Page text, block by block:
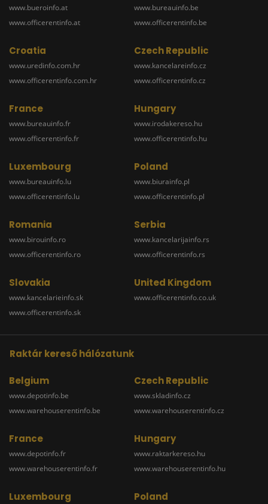
www.bueroinfo.at
www.officerentinfo.at
www.bureauinfo.be
www.officerentinfo.be
Croatia
www.uredinfo.com.hr
www.officerentinfo.com.hr
Czech Republic
www.kancelareinfo.cz
www.officerentinfo.cz
France
www.bureauinfo.fr
www.officerentinfo.fr
Hungary
www.irodakereso.hu
www.officerentinfo.hu
Luxembourg
www.bureauinfo.lu
www.officerentinfo.lu
Poland
www.biurainfo.pl
www.officerentinfo.pl
Romania
www.birouinfo.ro
www.officerentinfo.ro
Serbia
www.kancelarijainfo.rs
www.officerentinfo.rs
Slovakia
www.kancelarieinfo.sk
www.officerentinfo.sk
United Kingdom
www.officerentinfo.co.uk
Raktár kereső hálózatunk
Belgium
www.depotinfo.be
www.warehouserentinfo.be
Czech Republic
www.skladinfo.cz
www.warehouserentinfo.cz
France
www.depotinfo.fr
www.warehouserentinfo.fr
Hungary
www.raktarkereso.hu
www.warehouserentinfo.hu
Luxembourg Poland